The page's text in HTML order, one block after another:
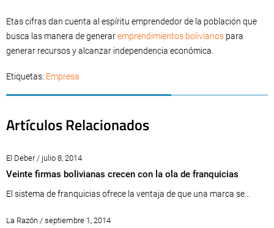
Etas cifras dan cuenta al espíritu emprendedor de la población que
busca las manera de generaremprendimientos bolivianos para
generar recursos y alcanzar independencia económica.
Etiquetas: Empresa
Artículos Relacionados
El Deber / julio 8, 2014
Veinte firmas bolivianas crecen con la ola de franquicias
El sistema de franquicias ofrece la ventaja de que una marca se...
La Razón / septiembre 1, 2014